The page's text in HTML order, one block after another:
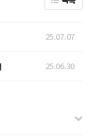
25.07.07
25.06.30